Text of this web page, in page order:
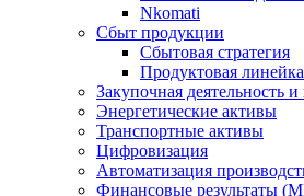
Nkomati
Сбыт продукции
Сбытовая стратегия
Продуктовая линейка
Закупочная деятельность
Энергетические активы
Транспортные активы
Цифровизация
Автоматизация
Финансовые результаты